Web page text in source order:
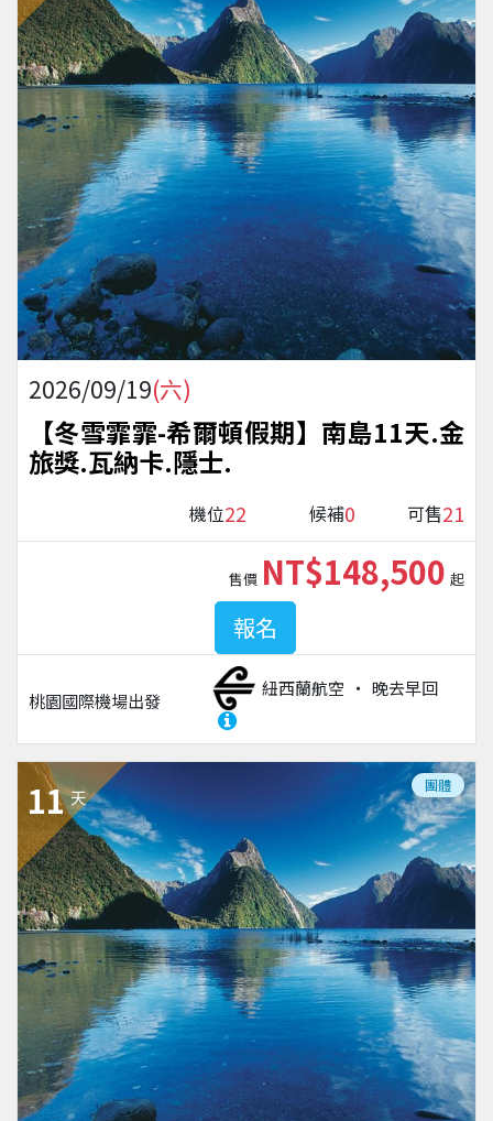
2026/09/19(六)
【冬雪霏霏-希爾頓假期】南島11天.金
旅獎.瓦納卡.隱士.
機位22 候補0 可售21
桃園國際機場出發
紐西蘭航空 晚去早回
售價 NT$148,500 起
報名
11 天
團體